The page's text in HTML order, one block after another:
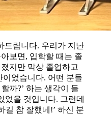
드립니다. 우리가 지난
보면, 입학할 때는 졸
지만 막상 졸업하고
었습니다. 어떤 분들
까?’ 하는 생각이 들
었을 것입니다. 그런데
길 참 잘했네!’ 하신 분